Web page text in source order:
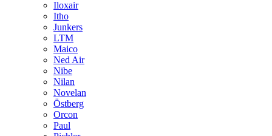
Iloxair
Itho
Junkers
LTM
Maico
Ned Air
Nibe
Nilan
Novelan
Östberg
Orcon
Paul